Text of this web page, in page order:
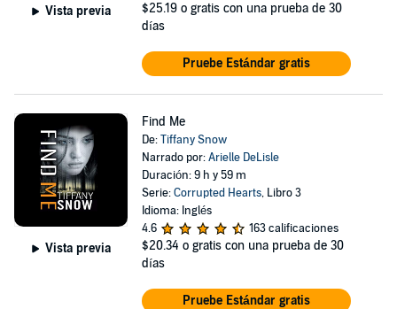
Vista previa $25.19 o gratis con una prueba de 30
días
Pruebe Estándar gratis
Vista previa
Find Me
De:Tiffany Snow
Narrado por:Arielle DeLisle
Duración: 9 h y 59 m
Serie:Corrupted Hearts, Libro 3
Idioma: Inglés
4.6
163 calificaciones
$20.34 o gratis con una prueba de 30
días
Pruebe Estándar gratis